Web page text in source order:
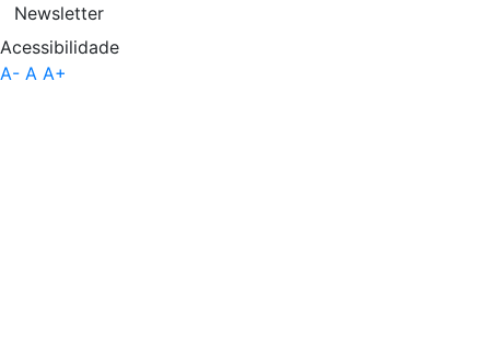
Newsletter
Acessibilidade
A- A A+